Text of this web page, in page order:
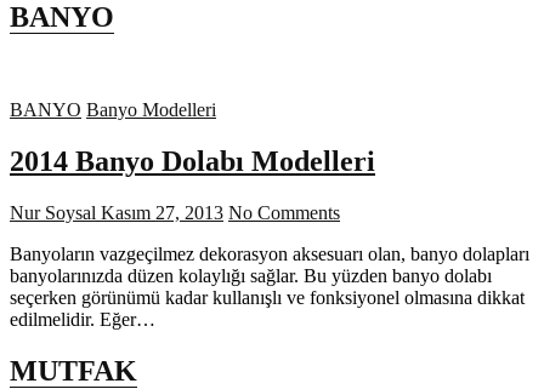
BANYO
BANYO Banyo Modelleri
2014 Banyo Dolabı Modelleri
Nur Soysal Kasım 27, 2013 No Comments
Banyoların vazgeçilmez dekorasyon aksesuarı olan, banyo dolapları
banyolarınızda düzen kolaylığı sağlar. Bu yüzden banyo dolabı
seçerken görünümü kadar kullanışlı ve fonksiyonel olmasına dikkat
edilmelidir. Eğer…
MUTFAK